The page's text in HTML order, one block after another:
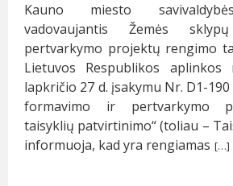
Kauno miesto
vadovaujantis Žemės
pertvarkymo projektų rengimo
Lietuvos Respublikos
lapkričio 27 d. įsakymu Nr. D1-
formavimo ir pertvarkymo
taisyklių patvirtinimo“ (toliau –
informuoja, kad yra rengiamas […]